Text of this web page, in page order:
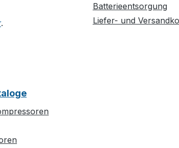
.
Batterieentsorgung
Liefer- und